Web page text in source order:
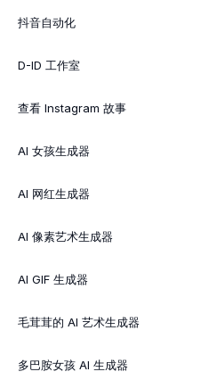
抖音自动化
D-ID 工作室
查看 Instagram 故事
AI 女孩生成器
AI 网红生成器
AI 像素艺术生成器
AI GIF 生成器
毛茸茸的 AI 艺术生成器
多巴胺女孩 AI 生成器